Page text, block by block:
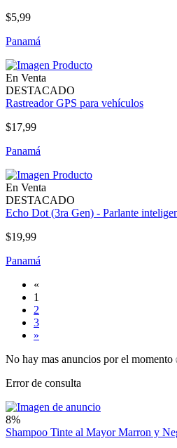
$5,99
Panamá
En Venta
DESTACADO
Rastreador GPS para vehículos
$17,99
Panamá
En Venta
DESTACADO
Echo Dot (3ra Gen) - Parlante
$19,99
Panamá
«
1
2
3
»
No hay mas anuncios por el momento
Error de consulta
8%
Shampoo Tinte al Mayor Marron y